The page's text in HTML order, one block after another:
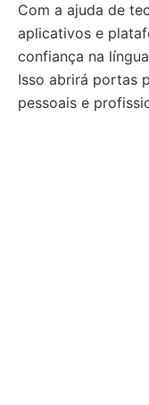
Com a ajuda de
aplicativos e
confiança na
Isso abrirá portas
pessoais e